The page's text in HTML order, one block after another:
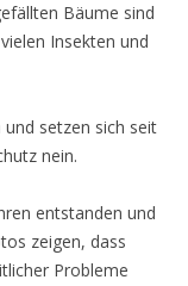
Bäume sind
Insekten und
setzen sich seit
nein.
entstanden und
zeigen, dass
Probleme